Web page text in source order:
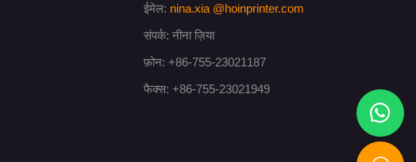
ईमेल: nina.xia @hoinprinter.com
संपर्क: नीना ज़िया
फ़ोन: +86-755-23021187
फैक्स: +86-755-23021949